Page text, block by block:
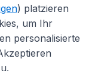
) platzieren
um Ihr
personalisierte